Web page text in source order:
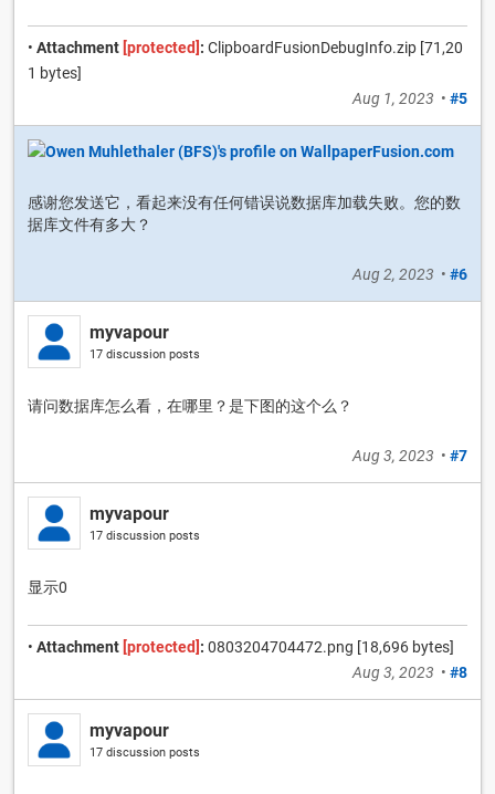
• Attachment [protected] : ClipboardFusionDebugInfo.zip [71,20
1 bytes]
Aug 1, 2023 • #5
感谢您发送它，看起来没有任何错误说数据库加载失败。您的数
据库文件有多大？
Aug 2, 2023 • #6
myvapour
17 discussion posts
请问数据库怎么看，在哪里？是下图的这个么？
Aug 3, 2023 • #7
myvapour
17 discussion posts
显示0
• Attachment [protected] : 0803204704472.png [18,696 bytes]
Aug 3, 2023 • #8
myvapour
17 discussion posts